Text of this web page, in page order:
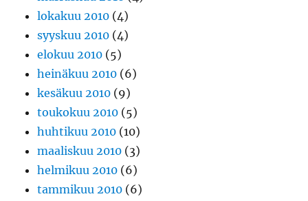
lokakuu 2010 (4)
syyskuu 2010 (4)
elokuu 2010 (5)
heinäkuu 2010 (6)
kesäkuu 2010 (9)
toukokuu 2010 (5)
huhtikuu 2010 (10)
maaliskuu 2010 (3)
helmikuu 2010 (6)
tammikuu 2010 (6)